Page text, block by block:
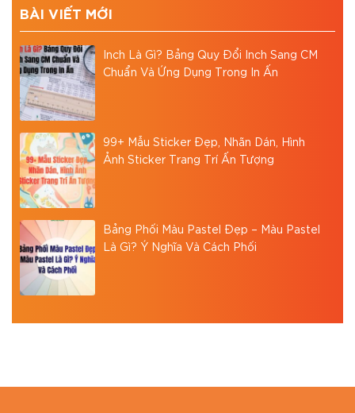
BÀI VIẾT MỚI
Inch Là Gì? Bảng Quy Đổi Inch Sang CM
Chuẩn Và Ứng Dụng Trong In Ấn
99+ Mẫu Sticker Đẹp, Nhãn Dán, Hình
Ảnh Sticker Trang Trí Ấn Tượng
Bảng Phối Màu Pastel Đẹp – Màu Pastel
Là Gì? Ý Nghĩa Và Cách Phối